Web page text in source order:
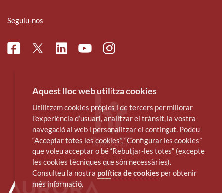
Seguiu-nos
FacebookTwitterLinkedinYoutubeInstagram
Aquest lloc web utilitza cookies
Utilitzem cookies pròpies i de tercers per millorar
l’experiència d’usuari, analitzar el trànsit, la vostra
navegació al web i personalitzar el contingut. Podeu
“Acceptar totes les cookies”, “Configurar les cookies”
que voleu acceptar o bé “Rebutjar-les totes” (excepte
les cookies tècniques que són necessàries).
Consulteu la nostra política de cookies per obtenir
més informació.